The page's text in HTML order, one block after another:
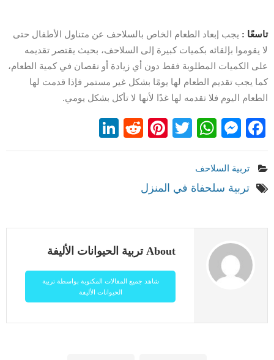
تاسعًا : يجب إبعاد الطعام الخاص بالسلاحف عن متناول الأطفال حتى
لا يقوموا بإلقائه بكميات كبيرة إلى السلاحف، بحيث يقتصر تقديمه
على الكميات المطلوبة فقط دون أي زيادة أو نقصان في كمية الطعام،
كما يجب تقديم الطعام لها يومًا بشكل غير مستمر فإذا قدمت لها
الطعام اليوم فلا تقدمه لها غدًا لأنها لا تأكل بشكل يومي.
Facebook
Messenger
WhatsApp
Twitter
Pinterest
Reddit
تربية السلاحف
تربية سلحفاة في المنزل
About تربية الحيوانات الأليفة
شاهد جميع المقالات المكتوبة بواسطة تربية
الحيوانات الأليفة